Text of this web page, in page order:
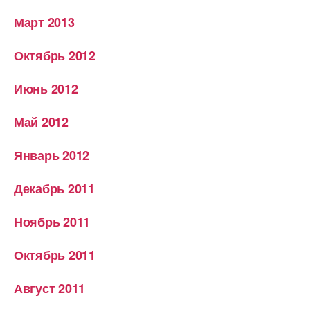
Март 2013
Октябрь 2012
Июнь 2012
Май 2012
Январь 2012
Декабрь 2011
Ноябрь 2011
Октябрь 2011
Август 2011